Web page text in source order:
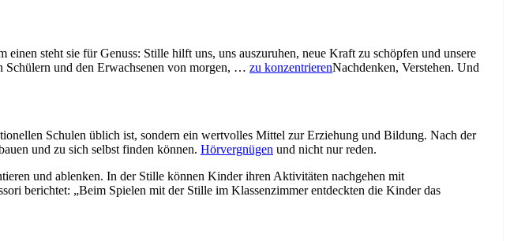
steht sie für Genuss: Stille hilft uns, uns auszuruhen, neue Kraft zu schöpfen und unsere
Schülern und den Erwachsenen von morgen, … zu konzentrierenNachdenken, Verstehen. Und
Schulen üblich ist, sondern ein wertvolles Mittel zur Erziehung und Bildung. Nach der
und zu sich selbst finden können. Hörvergnügen und nicht nur reden.
und ablenken. In der Stille können Kinder ihren Aktivitäten nachgehen mit
berichtet: „Beim Spielen mit der Stille im Klassenzimmer entdeckten die Kinder das